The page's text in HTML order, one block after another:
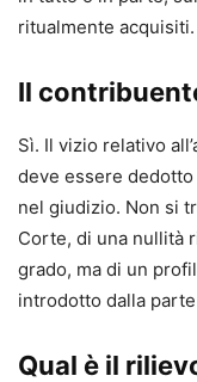
ritualmente acquisiti.
Il
Sì. Il vizio relativo
deve essere
nel giudizio. Non si
Corte, di una nullità
grado, ma di un
introdotto dalla
Qual è il